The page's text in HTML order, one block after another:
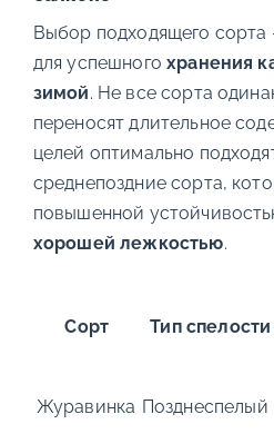
Выбор подходящего
для успешногохранения
зимой. Не все сорта
переносят длительное
целей оптимально
среднепоздние сорта,
повышенной
хорошей лежкостью.
Сорт Тип спелости
Журавинка Позднеспелый